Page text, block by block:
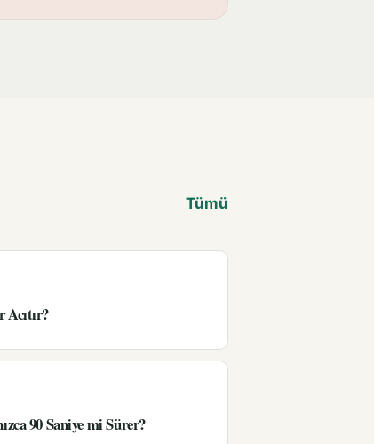
Tümü
90 Saniye mi Sürer?